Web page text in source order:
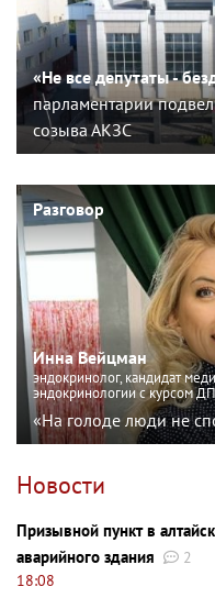
«Не все депутаты -
парламентарии
созыва АКЗС
Разговор
Инна Вейцман
эндокринолог, кандидат
эндокринологии с курсом
«На голоде люди не
Новости
Призывной пункт в
аварийного здания
2
18:08